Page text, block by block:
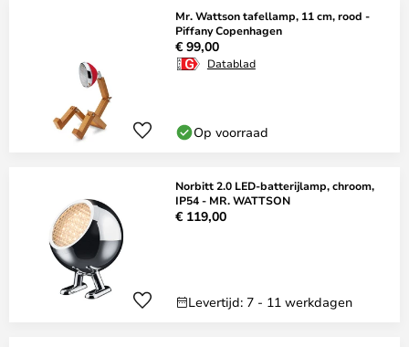
Mr. Wattson tafellamp, 11 cm, rood -
Piffany Copenhagen
€ 99,00
Datablad
Op voorraad
Norbitt 2.0 LED-batterijlamp, chroom,
IP54 - MR. WATTSON
€ 119,00
Levertijd: 7 - 11 werkdagen